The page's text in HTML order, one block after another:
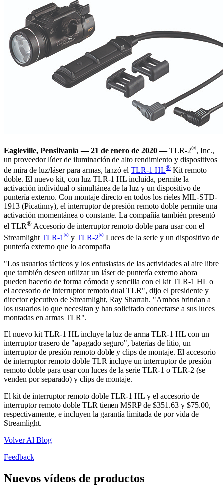
Eagleville, Pensilvania — 21 de enero de 2020 —TLR-2®, Inc.,
un proveedor líder de iluminación de alto rendimiento y dispositivos
de mira de luz/láser para armas, lanzó el TLR-1 HL® Kit remoto
doble. El nuevo kit, con luz TLR-1 HL incluida, permite la
activación individual o simultánea de la luz y un dispositivo de
puntería externo. Con montaje directo en todos los rieles MIL-STD-
1913 (Picatinny), el interruptor de presión remoto doble permite una
activación momentánea o constante. La compañía también presentó
el TLR® Accesorio de interruptor remoto doble para usar con el
Streamlight TLR-1 ® y TLR-2® Luces de la serie y un dispositivo de
puntería externo que lo acompaña.
"Los usuarios tácticos y los entusiastas de las actividades al aire libre
que también deseen utilizar un láser de puntería externo ahora
pueden hacerlo de forma cómoda y sencilla con el kit TLR-1 HL o
el accesorio de interruptor remoto dual TLR", dijo el presidente y
director ejecutivo de Streamlight, Ray Sharrah. "Ambos brindan a
los usuarios lo que necesitan y han solicitado conectarse a sus luces
montadas en armas TLR".
El nuevo kit TLR-1 HL incluye la luz de arma TLR-1 HL con un
interruptor trasero de "apagado seguro", baterías de litio, un
interruptor de presión remoto doble y clips de montaje. El accesorio
de interruptor remoto doble TLR incluye un interruptor de presión
remoto doble para usar con luces de la serie TLR-1 o TLR-2 (se
venden por separado) y clips de montaje.
El kit de interruptor remoto doble TLR-1 HL y el accesorio de
interruptor remoto doble TLR tienen MSRP de $351.63 y $75.00,
respectivamente, e incluyen la garantía limitada de por vida de
Streamlight.
Volver Al Blog
Feedback
Nuevos vídeos de productos